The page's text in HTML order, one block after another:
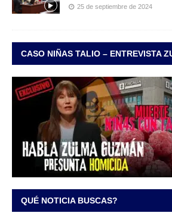
25 de septiembre de 2024
CASO NIÑAS TALIO – ENTREVISTA
QUÉ NOTICIA BUSCAS?